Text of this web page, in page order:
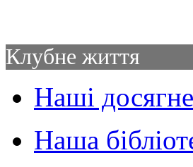
Клубне життя
Наші
Наша